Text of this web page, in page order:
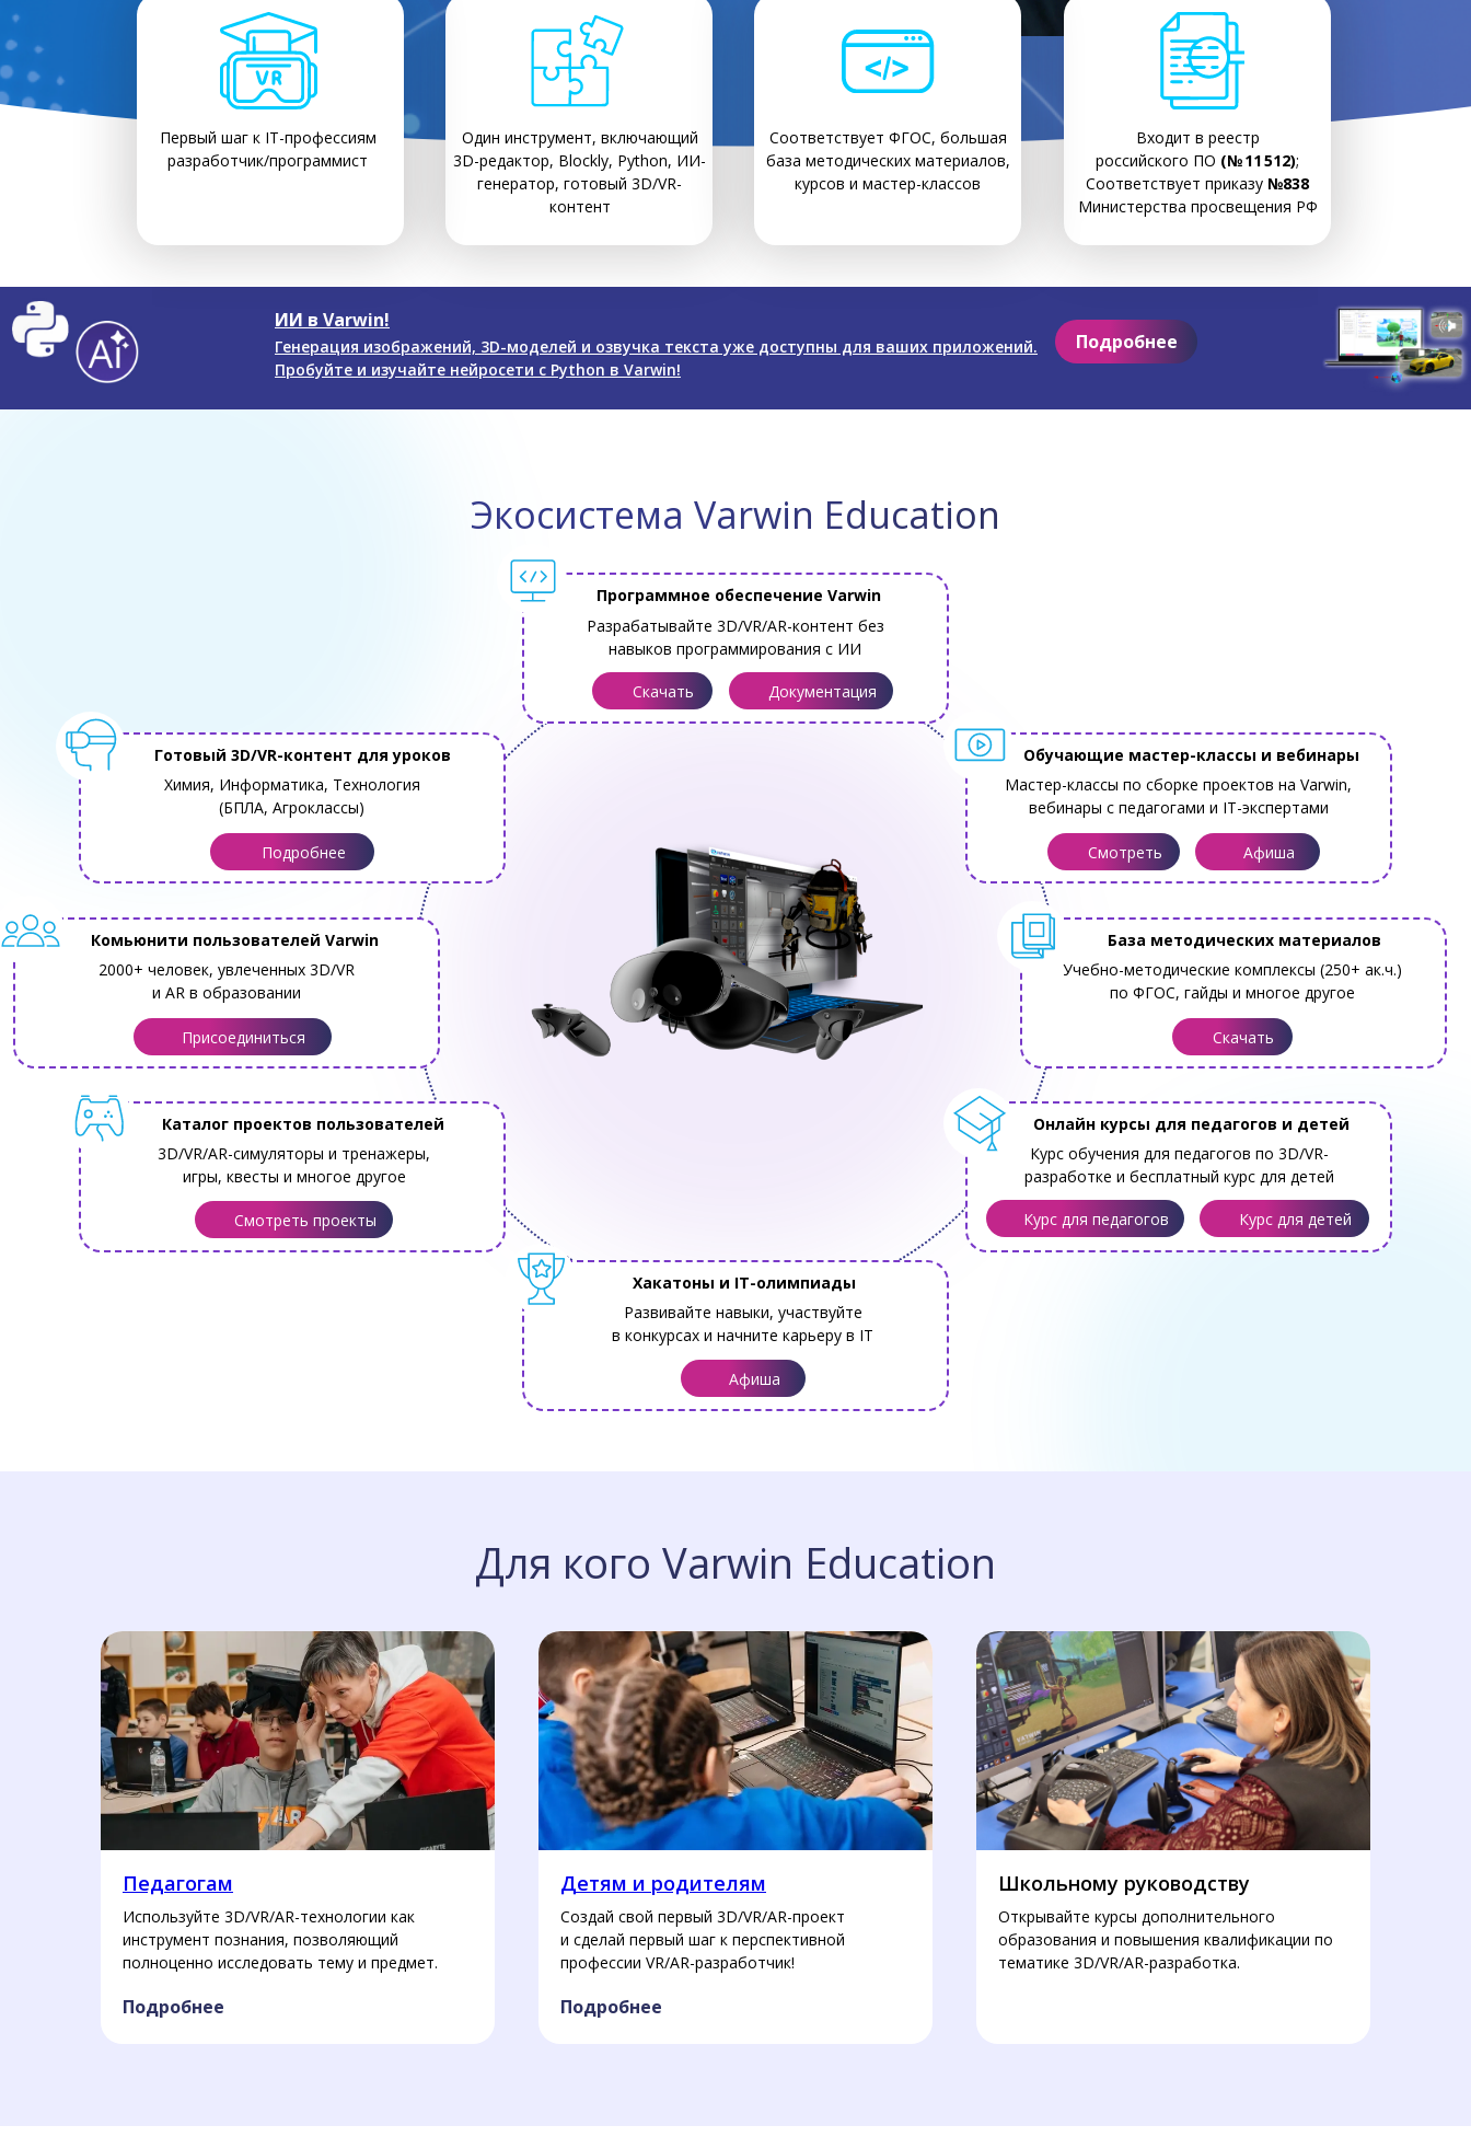
Входит в реестр
российского ПО (№ 11 512);
Соответствует приказу №838
Министерства просвещения РФ
Один инструмент, включающий
3D-редактор, Blockly, Python, ИИ-
генератор, готовый 3D/VR-
контент
Соответствует ФГОС, большая
база методических материалов,
курсов и мастер-классов
Первый шаг к IT-профессиям
разработчик/программист
Генерация изображений, 3D-моделей и озвучка текста уже доступны для ваших приложений.
Пробуйте и изучайте нейросети с Python в Varwin!
ИИ в Varwin!
Подробнее
Экосистема Varwin Education
Химия, Информатика, Технология
(БПЛА, Агроклассы)
Готовый 3D/VR-контент для уроков
Подробнее Смотреть Афиша
Мастер-классы по сборке проектов на Varwin,
вебинары с педагогами и IT-экспертами
Обучающие мастер-классы и вебинары
Учебно-методические комплексы (250+ ак.ч.)
по ФГОС, гайды и многое другое
База методических материалов
Скачать
Курс для педагогов Курс для детей
Курс обучения для педагогов по 3D/VR-
разработке и бесплатный курс для детей
Онлайн курсы для педагогов и детей
3D/VR/AR-симуляторы и тренажеры,
игры, квесты и многое другое
Каталог проектов пользователей
Смотреть проекты
2000+ человек, увлеченных 3D/VR
и AR в образовании
Комьюнити пользователей Varwin
Присоединиться
Развивайте навыки, участвуйте
в конкурсах и начните карьеру в IT
Хакатоны и IT-олимпиады
Афиша
Скачать Документация
Разрабатывайте 3D/VR/AR-контент без
навыков программирования с ИИ
Программное обеспечение Varwin
Для кого Varwin Education
Педагогам
Используйте 3D/VR/AR-технологии как
инструмент познания, позволяющий
полноценно исследовать тему и предмет.
Подробнее
Детям и родителям
Создай свой первый 3D/VR/AR-проект
и сделай первый шаг к перспективной
профессии VR/AR-разработчик!
Подробнее
Школьному руководству
Открывайте курсы дополнительного
образования и повышения квалификации по
тематике 3D/VR/AR-разработка.